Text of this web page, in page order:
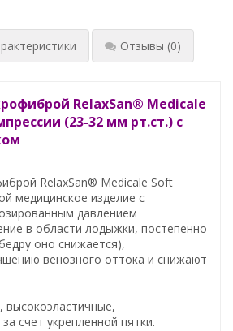
Отзывы (0)
RelaxSan® Medicale
(23-32 мм рт.ст.) с
RelaxSan® Medicale Soft
медицинское изделие с
давлением
в области лодыжки, постепенно
оно снижается),
венозного оттока и снижают
высокоэластичные,
счет укрепленной пятки.